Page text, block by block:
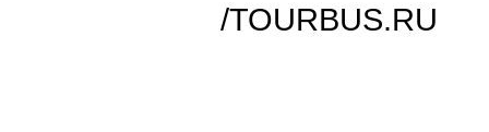
/TOURBUS.RU